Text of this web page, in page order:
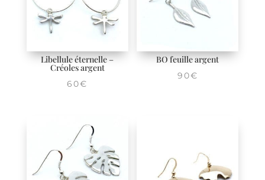
Libellule éternelle –
Créoles argent
60€
BO feuille argent
90€